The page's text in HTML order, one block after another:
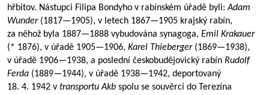
hřbitov. Nástupci Filipa Bondyho v rabínském úřadě byli:Adam
Wunder(1817—1905), v letech 1867—1905 krajský rabín,
za něhož byla 1887—1888 vybudována synagoga, Emil Krakauer
(* 1876), v úřadě 1905—1906, Karel Thieberger (1869—1938),
v úřadě 1906—1938, a poslední českobudějovický rabín Rudolf
Ferda (1889—1944), v úřadě 1938—1942, deportovaný
18. 4. 1942 v transportu Akb spolu se souvěrci do Terezína